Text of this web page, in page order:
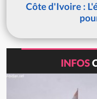
Côte d'Ivoire :
INFOS